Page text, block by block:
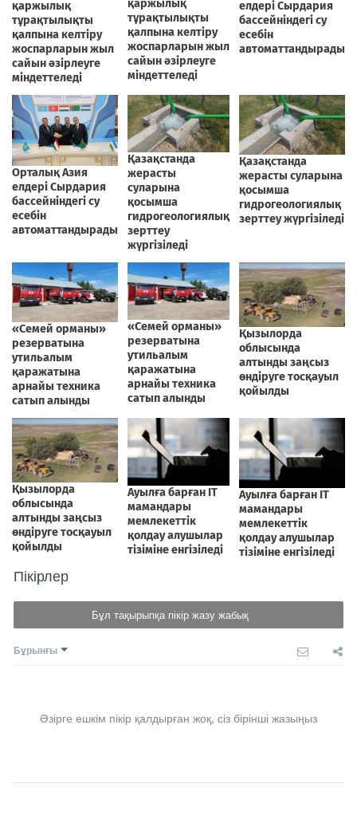
Пікірлер
Бұл тақырыпқа пікір жазу жабық
Бұрынғы
Әзірге ешкім пікір қалдырған жоқ, сіз бірінші жазыңыз